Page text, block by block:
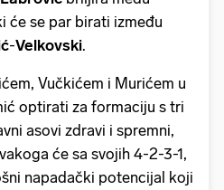
će se par birati između
-Velkovski.
Vučkićem i Murićem u
optirati za formaciju s tri
asovi zdravi i spremni,
će sa svojih 4-2-3-1,
napadački potencijal koji